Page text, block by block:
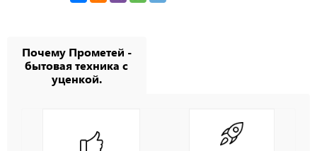
Почему Прометей -
бытовая техника с
уценкой.